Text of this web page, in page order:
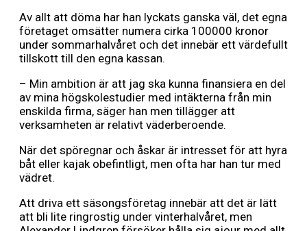
Av allt att döma har han lyckats ganska väl, det egna
företaget omsätter numera cirka 100000 kronor
under sommarhalvåret och det innebär ett värdefullt
tillskott till den egna kassan.
– Min ambition är att jag ska kunna finansiera en del
av mina högskolestudier med intäkterna från min
enskilda firma, säger han men tillägger att
verksamheten är relativt väderberoende.
När det spöregnar och åskar är intresset för att hyra
båt eller kajak obefintligt, men ofta har han tur med
vädret.
Att driva ett säsongsföretag innebär att det är lätt
att bli lite ringrostig under vinterhalvåret, men